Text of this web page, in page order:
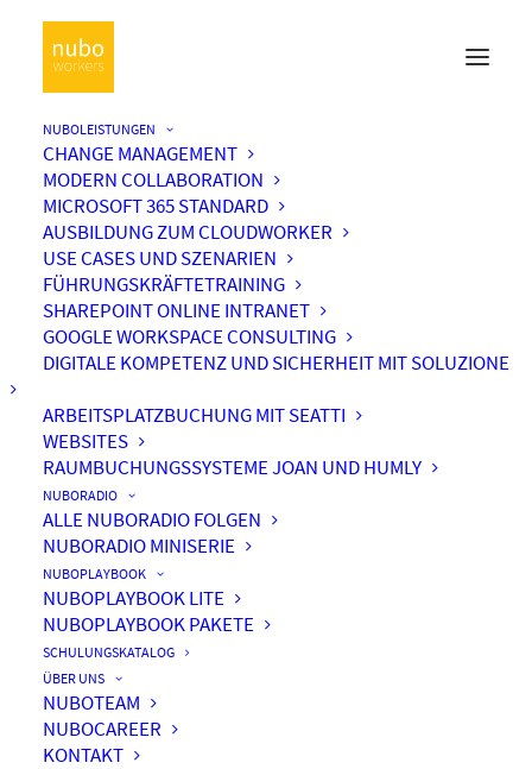
NUBOLEISTUNGEN
CHANGE MANAGEMENT
MODERN COLLABORATION
MICROSOFT 365 STANDARD
AUSBILDUNG ZUM CLOUDWORKER
USE CASES UND SZENARIEN
FÜHRUNGSKRÄFTETRAINING
SHAREPOINT ONLINE INTRANET
GOOGLE WORKSPACE CONSULTING
DIGITALE KOMPETENZ UND SICHERHEIT MIT SOLUZIONE
ARBEITSPLATZBUCHUNG MIT SEATTI
WEBSITES
RAUMBUCHUNGSSYSTEME JOAN UND HUMLY
NUBORADIO
ALLE NUBORADIO FOLGEN
NUBORADIO MINISERIE
NUBOPLAYBOOK
NUBOPLAYBOOK LITE
NUBOPLAYBOOK PAKETE
SCHULUNGSKATALOG
ÜBER UNS
NUBOTEAM
NUBOCAREER
KONTAKT
Metadaten in der Praxis:
Struktur statt Chaos in
Microsoft Teams & Co.